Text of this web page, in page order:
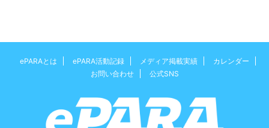
ePARAとは ePARA活動記録 メディア掲載実績
カレンダー
お問い合わせ
公式SNS